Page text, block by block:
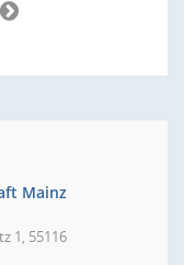
Mainz
1, 55116